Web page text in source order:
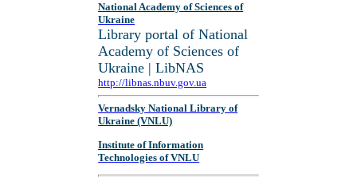
National Academy of Sciences of
Ukraine
Library portal of National
Academy of Sciences of
Ukraine | LibNAS
http://libnas.nbuv.gov.ua
Vernadsky National Library of
Ukraine (VNLU)
Institute of Information
Technologies of VNLU